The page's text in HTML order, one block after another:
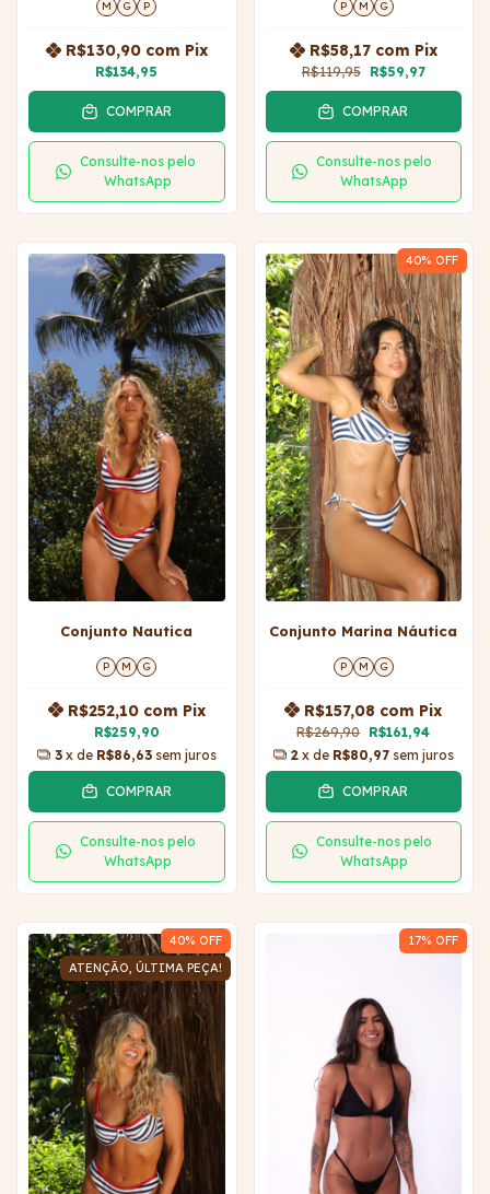
M G P
R$134,95
R$130,90 com Pix
COMPRAR
Consulte-nos pelo
WhatsApp
P M G
R$119,95 R$59,97
R$58,17 com Pix
COMPRAR
Consulte-nos pelo
WhatsApp
Conjunto Nautica
P M G
R$259,90
R$252,10 com Pix
3 x de R$86,63 sem juros
COMPRAR
Consulte-nos pelo
WhatsApp
40% OFF
Conjunto Marina Náutica
P M G
R$269,90 R$161,94
R$157,08 com Pix
2 x de R$80,97 sem juros
COMPRAR
Consulte-nos pelo
WhatsApp
40% OFF
ATENÇÃO, ÚLTIMA PEÇA!
17% OFF